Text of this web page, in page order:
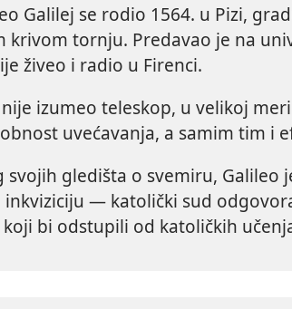
Galilej se rodio 1564. u Pizi,
krivom tornju. Predavao je na
živeo i radio u Firenci.
izumeo teleskop, u velikoj
uvećavanja, a samim tim i
svojih gledišta o svemiru, Galileo
inkviziciju — katolički sud
bi odstupili od katoličkih